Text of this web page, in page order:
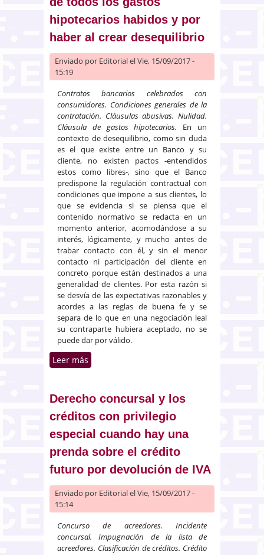
hipotecarios habidos y por
haber al crear desequilibrio
Enviado por Editorialel Vie, 15/09/2017 -
15:19
Contratos bancarios celebrados con
consumidores. Condiciones generales de la
contratación. Cláusulas abusivas. Nulidad.
Cláusula de gastos hipotecarios. En un
contexto de desequilibrio, como sin duda
es el que existe entre un Banco y su
cliente, no existen pactos -entendidos
estos como libres-, sino que el Banco
predispone la regulación contractual con
condiciones que impone a sus clientes, lo
que se evidencia si se piensa que el
contenido normativo se redacta en un
momento anterior, acomodándose a su
interés, lógicamente, y mucho antes de
trabar contacto con él, y sin el menor
contacto ni participación del cliente en
concreto porque están destinados a una
generalidad de clientes. Por esta razón si
se desvía de las expectativas razonables y
acordes a las reglas de buena fe y se
separa de lo que en una negociación leal
su contraparte hubiera aceptado, no se
puede dar por válido.
Leer más
al crear desequilibrio
Derecho concursal y los
créditos con privilegio
especial cuando hay una
prenda sobre el crédito
futuro por devolución de IVA
Enviado por Editorialel Vie, 15/09/2017 -
15:14
Concurso de acreedores. Incidente
concursal. Impugnación de la lista de
acreedores. Clasificación de créditos. Crédito